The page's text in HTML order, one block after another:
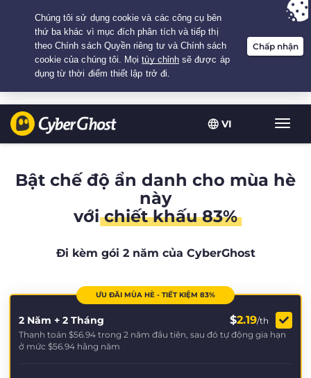
VI
đổi
Your choice:The Best Dealfor 2.1666666666667-years at $
/month
Bật chế độ ẩn danh cho mùa hè
này
vớichiết khấu 83%
Đi kèm gói 2 năm của CyberGhost
ƯU ĐÃI MÙA HÈ - TIẾT KIỆM 83%
2 Năm + 2 Tháng $2.19/th
Thanh toán $56.94 trong 2 năm đầu tiên, sau đó tự động gia hạn
ở mức $56.94 hằng năm